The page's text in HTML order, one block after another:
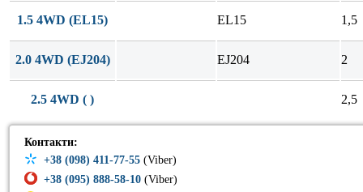
1.5 4WD (EL15) EL15 1,5
2.0 4WD (EJ204) EJ204 2
2.5 4WD ( ) 2,5
Контакти:
+38 (098) 411-77-55 (Viber)
+38 (095) 888-58-10 (Viber)